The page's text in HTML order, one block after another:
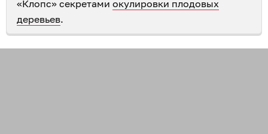
«Клопс» секретами окулировки плодовых
деревьев.